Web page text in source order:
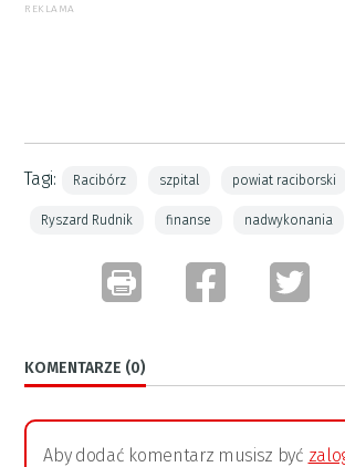
REKLAMA
Tagi: Racibórz szpital powiat raciborski
Ryszard Rudnik finanse nadwykonania
KOMENTARZE (0)
Aby dodać komentarz musisz być